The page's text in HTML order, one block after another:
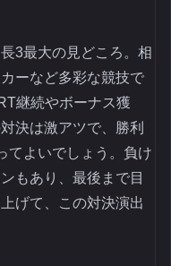
3最大の見どころ。相
ーなど多彩な競技で
継続やボーナス獲
決は激アツで、勝利
てよいでしょう。負け
もあり、最後まで目
げて、この対決演出